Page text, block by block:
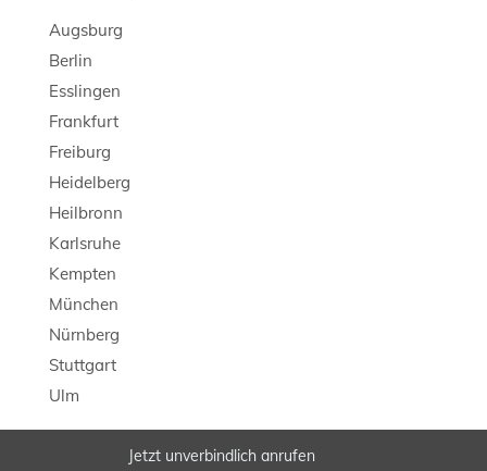
Jetzt unverbindlich anrufen
Augsburg
Berlin
Esslingen
Frankfurt
Freiburg
Heidelberg
Heilbronn
Karlsruhe
Kempten
München
Nürnberg
Stuttgart
Ulm